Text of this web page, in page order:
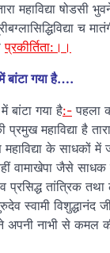
महाविद्या षोडसी
च
प्रकीर्तिता:।।
बांटा गया है….
बांटा गया है:- पहला
महाविद्या है
के साधकों में
वामाखेपा जैसे साधक
प्रसिद्ध तांत्रिक
स्वामी विशुद्धानंद
अपनी नाभी से कमल